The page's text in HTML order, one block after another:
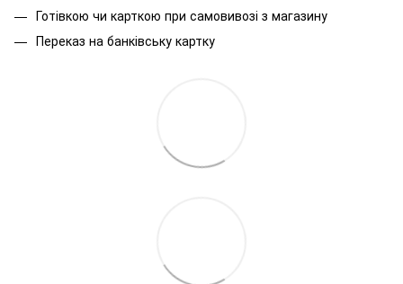
Готівкою чи карткою при самовивозі з магазину
Переказ на банківську картку